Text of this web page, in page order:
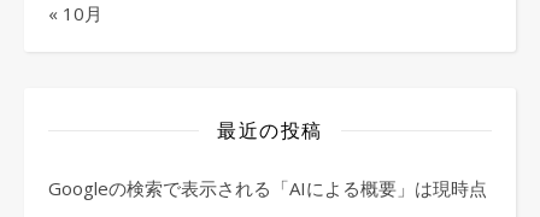
« 10月
最近の投稿
Googleの検索で表示される「AIによる概要」は現時点